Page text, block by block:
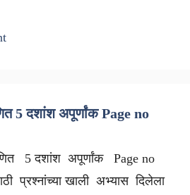
5 दशांश अपूर्णांक Page no
5 दशांश अपूर्णांक Page no
प्रश्नांच्या खाली अभ्यास दिलेला